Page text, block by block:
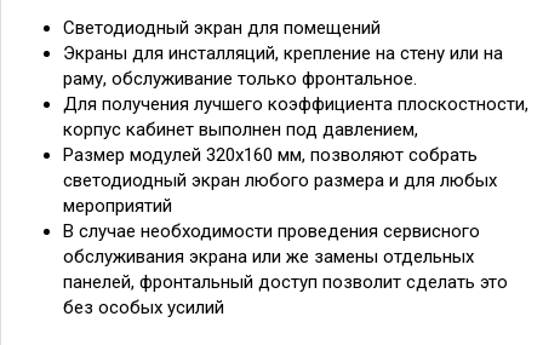
Светодиодный экран для помещений
Экраны для инсталляций, крепление на стену или на
раму, обслуживание только фронтальное.
Для получения лучшего коэффициента плоскостности,
корпус кабинет выполнен под давлением,
Размер модулей 320х160 мм, позволяют собрать
светодиодный экран любого размера и для любых
мероприятий
В случае необходимости проведения сервисного
обслуживания экрана или же замены отдельных
панелей, фронтальный доступ позволит сделать это
без особых усилий